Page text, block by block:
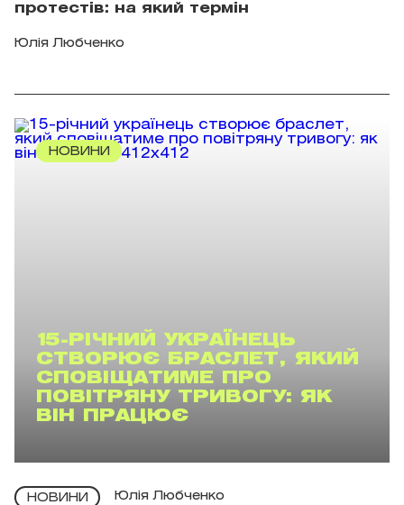
протестів: на який термін
Юлія Любченко
НОВИНИ
15-РІЧНИЙ УКРАЇНЕЦЬ
СТВОРЮЄ БРАСЛЕТ, ЯКИЙ
СПОВІЩАТИМЕ ПРО
ПОВІТРЯНУ ТРИВОГУ: ЯК
ВІН ПРАЦЮЄ
НОВИНИ Юлія Любченко